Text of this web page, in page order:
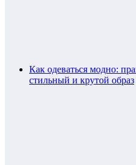
Как одеваться модно:
стильный и крутой образ